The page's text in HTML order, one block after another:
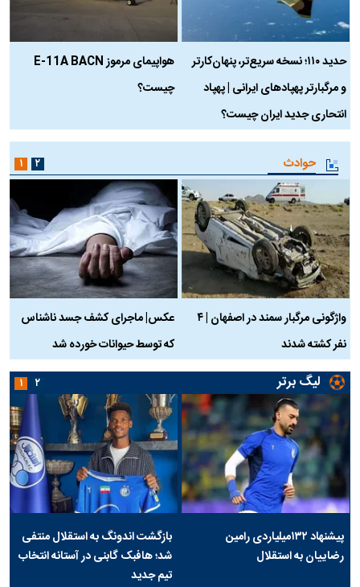
حدید ۱۱۰؛ نسخه سریع‌تر، پنهان‌کارتر
و مرگبارتر پهپادهای ایرانی | پهپاد
انتحاری جدید ایران چیست؟
هواپیمای مرموز E-11A BACN
چیست؟
حوادث
واژگونی مرگبار سمند در اصفهان | ۴
نفر کشته شدند
عکس| ماجرای کشف جسد ناشناس
که توسط حیوانات خورده شد
۱ ۲
لیگ برتر
پیشنهاد ۱۳۲میلیاردی رامین
رضاییان به استقلال
بازگشت اندونگ به استقلال منتفی
شد؛ هافبک گابنی در آستانه انتخاب
تیم جدید
۱ ۲